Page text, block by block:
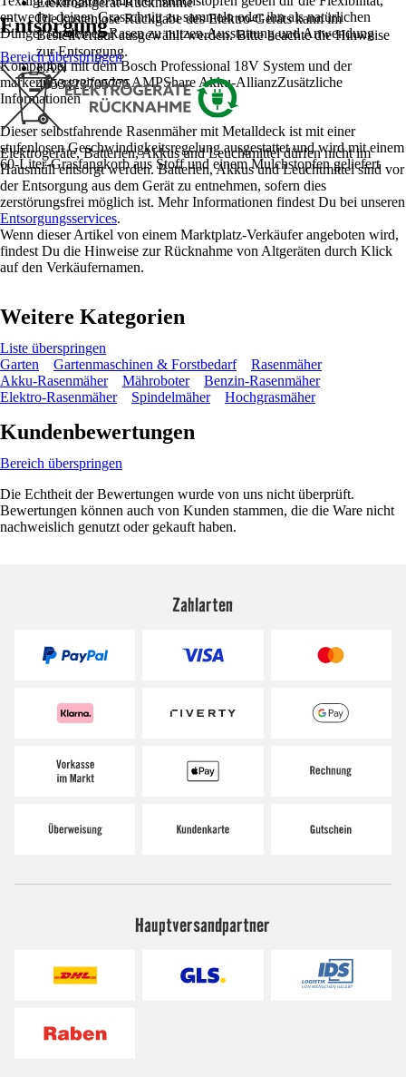
Die kostenlose Rückgabe des Elektro-Geräts kann im
Bestellverlauf ausgewählt werden. Bitte beachte die Hinweise
zur Entsorgung.
EAN
4053423705775
entweder deinen Grasschnitt zu sammeln oder ihn als natürlichen
Dünger für deinen Rasen zu nutzen.Ausstattung und Anwendung
Kompatibel mit dem Bosch Professional 18V System und der
markenübergreifenden AMPShare Akku-AllianzZusätzliche
Informationen
Dieser selbstfahrende Rasenmäher mit Metalldeck ist mit einer
stufenlosen Geschwindigkeitsregelung ausgestattet und wird mit einem
60-Liter-Grasfangkorb aus Stoff und einem Mulchstopfen geliefert
Entsorgung
Bereich überspringen
Elektrogeräte, Batterien, Akkus und Leuchtmittel dürfen nicht im
Hausmüll entsorgt werden. Batterien, Akkus und Leuchtmittel sind vor
der Entsorgung aus dem Gerät zu entnehmen, sofern dies
zerstörungsfrei möglich ist. Mehr Informationen findest Du bei unseren
Entsorgungsservices.
Wenn dieser Artikel von einem Marktplatz-Verkäufer angeboten wird,
findest Du die Hinweise zur Rücknahme von Altgeräten durch Klick
auf den Verkäufernamen.
Weitere Kategorien
Liste überspringen
Garten
Gartenmaschinen & Forstbedarf
Rasenmäher
Akku-Rasenmäher
Mähroboter
Benzin-Rasenmäher
Elektro-Rasenmäher
Spindelmäher Hochgrasmäher
Kundenbewertungen
Bereich überspringen
Die Echtheit der Bewertungen wurde von uns nicht überprüft.
Bewertungen können auch von Kunden stammen, die die Ware nicht
nachweislich genutzt oder gekauft haben.
Zahlarten
Hauptversandpartner